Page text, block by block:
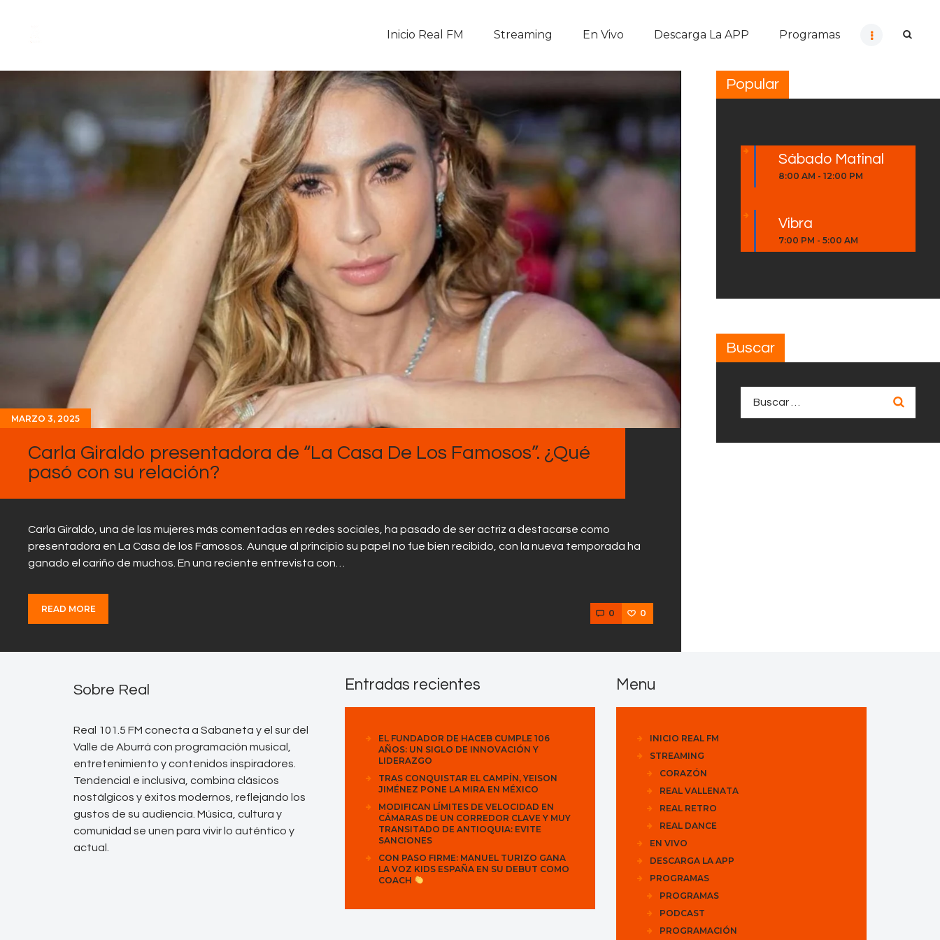
Inicio Real FM Streaming En Vivo Descarga La APP Programas
En Vivo
Descarga La APP
Programas
Noticias
Equipo
Sobre Nosotros
Contactos
MARZO 3, 2025
Carla Giraldo presentadora de “La Casa De Los Famosos”. ¿Qué
pasó con su relación?
Carla Giraldo, una de las mujeres más comentadas en redes sociales, ha pasado de ser actriz a destacarse como
presentadora en La Casa de los Famosos. Aunque al principio su papel no fue bien recibido, con la nueva temporada ha
ganado el cariño de muchos. En una reciente entrevista con…
READ MORE 0 0
Popular
Sábado Matinal
8:00 AM -12:00 PM
Vibra
7:00 PM -5:00 AM
Buscar
Sobre Real
Real 101.5 FM conecta a Sabaneta y el sur del
Valle de Aburrá con programación musical,
entretenimiento y contenidos inspiradores.
Tendencial e inclusiva, combina clásicos
nostálgicos y éxitos modernos, reflejando los
gustos de su audiencia. Música, cultura y
comunidad se unen para vivir lo auténtico y
actual.
Entradas recientes
EL FUNDADOR DE HACEB CUMPLE 106
AÑOS: UN SIGLO DE INNOVACIÓN Y
LIDERAZGO
TRAS CONQUISTAR EL CAMPÍN, YEISON
JIMÉNEZ PONE LA MIRA EN MÉXICO
MODIFICAN LÍMITES DE VELOCIDAD EN
CÁMARAS DE UN CORREDOR CLAVE Y MUY
TRANSITADO DE ANTIOQUIA: EVITE
SANCIONES
CON PASO FIRME: MANUEL TURIZO GANA
LA VOZ KIDS ESPAÑA EN SU DEBUT COMO
COACH
Menu
INICIO REAL FM
STREAMING
CORAZÓN
REAL VALLENATA
REAL RETRO
REAL DANCE
EN VIVO
DESCARGA LA APP
PROGRAMAS
PROGRAMAS
PODCAST
PROGRAMACIÓN